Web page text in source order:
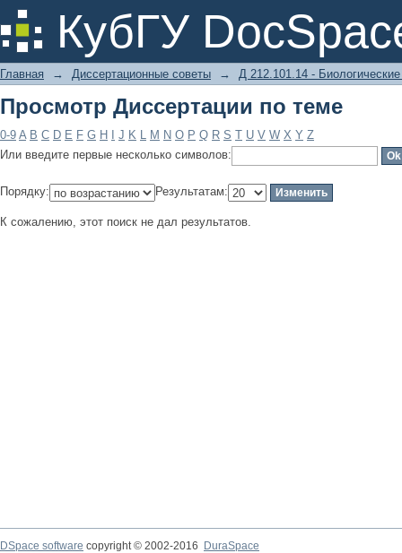
КубГУ
Просмотр Диссертации по теме
Главная → Диссертационные советы → Д 212.101.14 - Биологические
Просмотр Диссертации по теме
0-9 A B C D E F G H J K L M N O P Q R S T U V W X Y Z
Или введите первые несколько символов:
Порядку: Результатам:
К сожалению, этот поиск не дал результатов.
DSpace software copyright © 2002-2016
DuraSpace